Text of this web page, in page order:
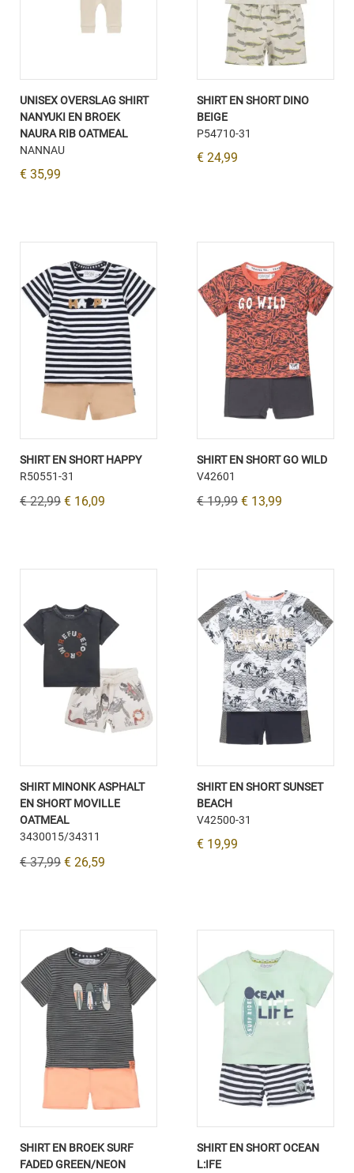
UNISEX OVERSLAG SHIRT
NANYUKI EN BROEK
NAURA RIB OATMEAL
NANNAU
€ 35,99
SHIRT EN SHORT DINO
BEIGE
P54710-31
€ 24,99
SHIRT EN SHORT HAPPY
R50551-31
€ 22,99 € 16,09
SHIRT EN SHORT GO WILD
V42601
€ 19,99 € 13,99
SHIRT MINONK ASPHALT
EN SHORT MOVILLE
OATMEAL
3430015/34311
€ 37,99 € 26,59
SHIRT EN SHORT SUNSET
BEACH
V42500-31
€ 19,99
SHIRT EN BROEK SURF
FADED GREEN/NEON
SHIRT EN SHORT OCEAN
L:IFE